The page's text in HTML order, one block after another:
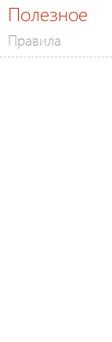
Полезное
Правила